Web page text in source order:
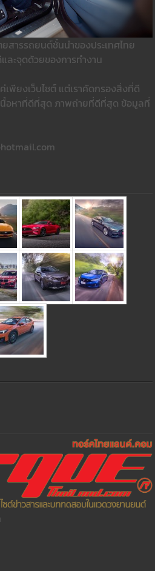
ารรถยนต์ชั้นนำของประเทศไทย
ละจุดด้วยของการทำงาน
พียงเว็บไซต์ แต่เราคัดกรองสิ่งที่ดี
นื้อหาที่ดีที่สุด ภาพถ่ายที่ดีที่สุด ข้อมูลที่